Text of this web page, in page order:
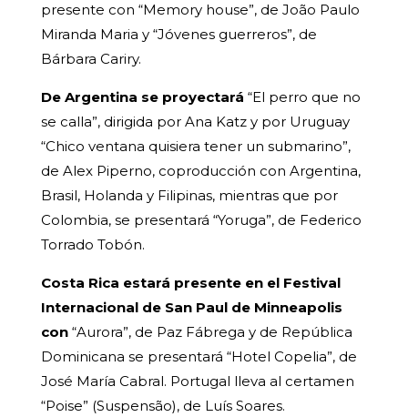
presente con “Memory house”, de João Paulo
Miranda Maria y “Jóvenes guerreros”, de
Bárbara Cariry.
De Argentina se proyectará “El perro que no
se calla”, dirigida por Ana Katz y por Uruguay
“Chico ventana quisiera tener un submarino”,
de Alex Piperno, coproducción con Argentina,
Brasil, Holanda y Filipinas, mientras que por
Colombia, se presentará “Yoruga”, de Federico
Torrado Tobón.
Costa Rica estará presente en el Festival
Internacional de San Paul de Minneapolis
con“Aurora”, de Paz Fábrega y de República
Dominicana se presentará “Hotel Copelia”, de
José María Cabral. Portugal lleva al certamen
“Poise” (Suspensão), de Luís Soares.